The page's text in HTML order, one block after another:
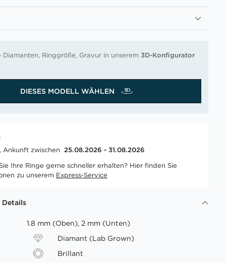
Diamanten, Ringgröße, Gravur in unserem3D-Konfigurator
DIESES MODELL WÄHLEN
Ankunft zwischen 25.08.2026 - 31.08.2026
Ihre Ringe gerne schneller erhalten? Hier finden Sie
zu unserem Express-Service
Details
1.8 mm (Oben), 2 mm (Unten)
Diamant (Lab Grown)
Brillant